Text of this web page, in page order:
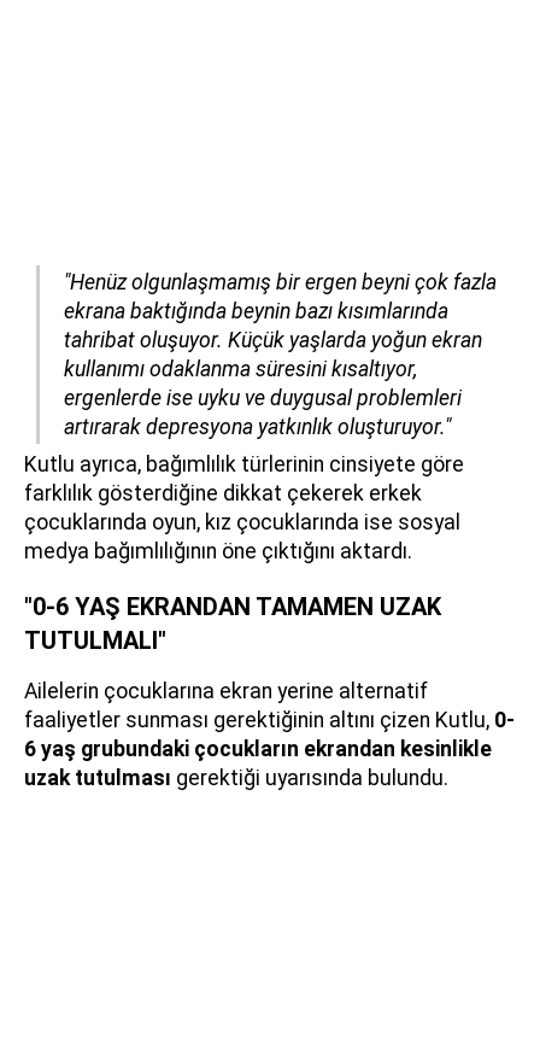
"Henüz olgunlaşmamış bir ergen beyni çok fazla
ekrana baktığında beynin bazı kısımlarında
tahribat oluşuyor. Küçük yaşlarda yoğun ekran
kullanımı odaklanma süresini kısaltıyor,
ergenlerde ise uyku ve duygusal problemleri
artırarak depresyona yatkınlık oluşturuyor."
Kutlu ayrıca, bağımlılık türlerinin cinsiyete göre
farklılık gösterdiğine dikkat çekerek erkek
çocuklarında oyun, kız çocuklarında ise sosyal
medya bağımlılığının öne çıktığını aktardı.
"0-6 YAŞ EKRANDAN TAMAMEN UZAK
TUTULMALI"
Ailelerin çocuklarına ekran yerine alternatif
faaliyetler sunması gerektiğinin altını çizen Kutlu, 0-
6 yaş grubundaki çocukların ekrandan kesinlikle
uzak tutulması gerektiği uyarısında bulundu.